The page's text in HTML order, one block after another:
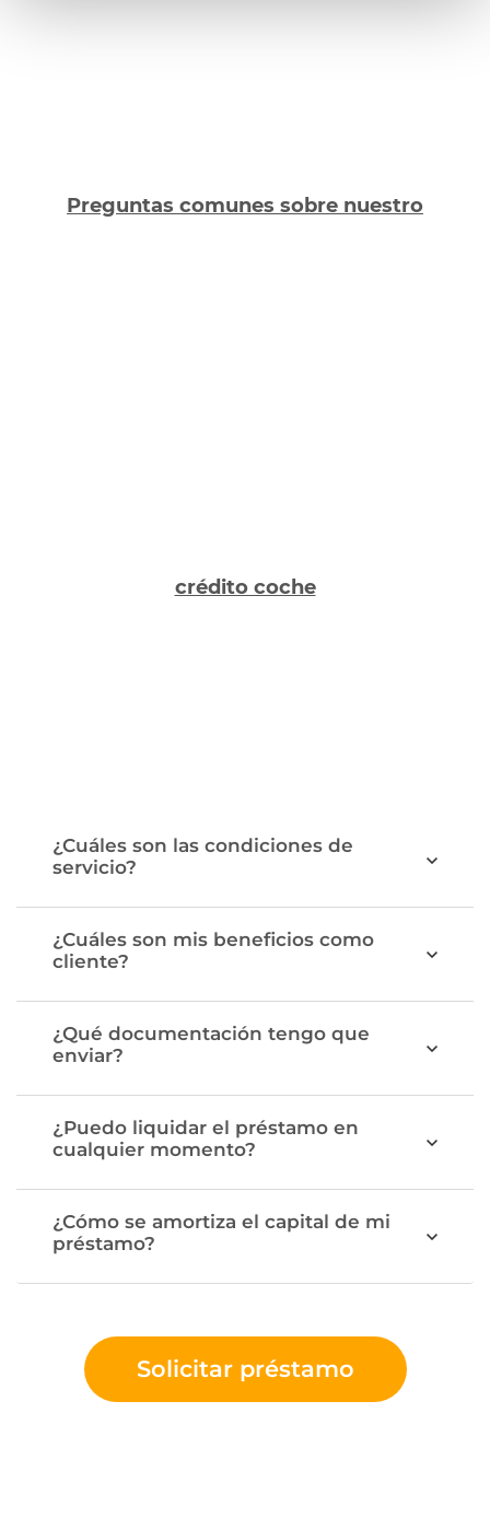
Preguntas comunes sobre nuestro
crédito coche
¿Cuáles son las condiciones de
servicio?
¿Cuáles son mis beneficios como
cliente?
¿Qué documentación tengo que
enviar?
¿Puedo liquidar el préstamo en
cualquier momento?
¿Cómo se amortiza el capital de mi
préstamo?
Solicitar préstamo